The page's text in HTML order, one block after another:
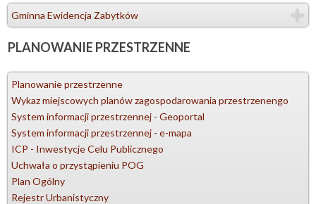
Gminna Ewidencja Zabytków
PLANOWANIE PRZESTRZENNE
Planowanie przestrzenne
Wykaz miejscowych planów zagospodarowania przestrzenengo
System informacji przestrzennej - Geoportal
System informacji przestrzennej - e-mapa
ICP - Inwestycje Celu Publicznego
Uchwała o przystąpieniu POG
Plan Ogólny
Rejestr Urbanistyczny